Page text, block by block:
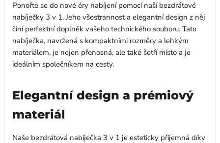
Ponořte se do nové éry nabíjení pomocí naší bezdrátové
nabíječky 3 v 1. Jeho všestrannost a elegantní design z něj
činí perfektní doplněk vašeho technického souboru. Tato
nabíječka, navržená s kompaktními rozměry a lehkým
materiálem, je nejen přenosná, ale také šetří místo a je
ideálním společníkem na cesty.
Elegantní design a prémiový
materiál
Naše bezdrátová nabíječka 3 v 1 je esteticky příjemná díky